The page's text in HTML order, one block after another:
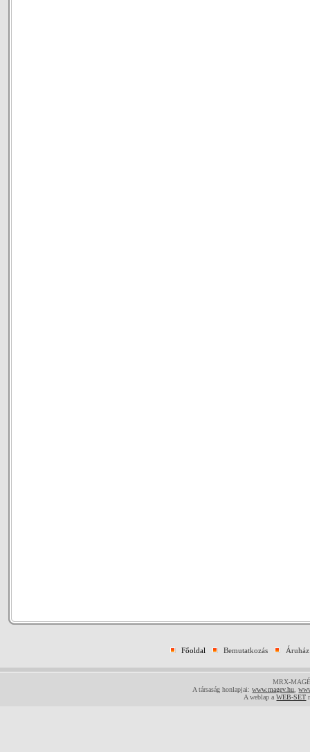
Főoldal Bemutatkozás Áruház
MRX-
A társaság honlapjai:www.magev.hu ,
A weblap aWEB-SET